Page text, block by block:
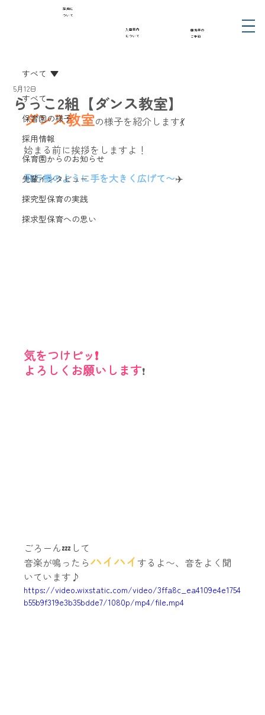
入園案内
について
採用に
ついて
園見学の
ご予約
すべて
保育園の様子
採用情報
保育園からのお知らせ
先輩インタビュー
探究型保育の実践
探求型保育への思い
すべて
らっこ2組【ダンス教室】
5月12日
ダンス教室の様子を紹介します💃
始まる前に挨拶をしますよ！
飛行機のように手を大きく広げて〜✈️
気をつけピッ❗️
よろしくお願いします❗️
ごろーん💤して
音楽が鳴ったらハイハイするよ〜、音をよく聞
いています♪
https://video.wixstatic.com/video/3ffa8c_ea4109e4e1754
b55b9f319e3b35bdde7/1080p/mp4/file.mp4